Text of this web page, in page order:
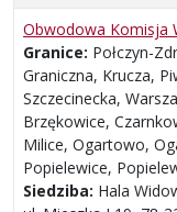
Obwodowa Komisja
Granice: Połczyn-
Graniczna, Krucza,
Szczecinecka,
Brzękowice,
Milice, Ogartowo,
Popielewice,
Siedziba: Hala